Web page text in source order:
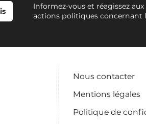
Informez-vous et réagissez
actions politiques concernant
Nous contacter
Mentions légales
Politique de